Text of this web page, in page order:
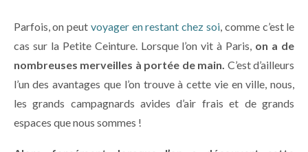
Parfois, on peut voyager en restant chez soi, comme c’est le
cas sur la Petite Ceinture. Lorsque l’on vit à Paris, on a de
nombreuses merveilles à portée de main. C’est d’ailleurs
l’un des avantages que l’on trouve à cette vie en ville, nous,
les grands campagnards avides d’air frais et de grands
espaces que nous sommes !